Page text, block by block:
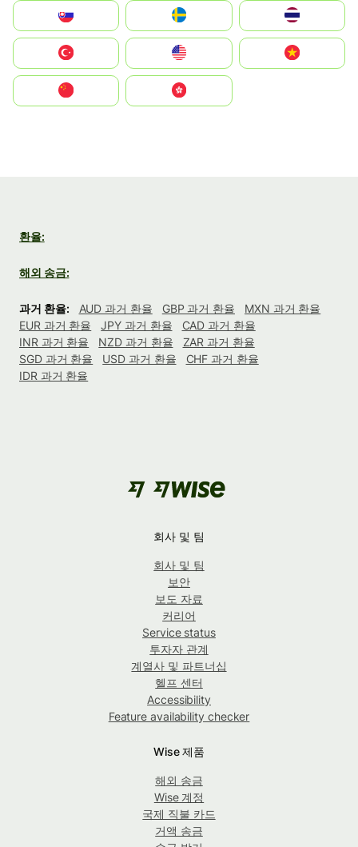
United States
中國香港特別行政區
환율:
해외 송금:
과거 환율: AUD 과거 환율 GBP 과거 환율
MXN 과거 환율
EUR 과거 환율
JPY 과거 환율
CAD 과거 환율
INR 과거 환율
NZD 과거 환율
ZAR 과거 환율
SGD 과거 환율
USD 과거 환율
CHF 과거 환율
IDR 과거 환율
회사 및 팀
회사 및 팀
보안
보도 자료
커리어
Service status
투자자 관계
계열사 및 파트너십
헬프 센터
Accessibility
Feature availability checker
Wise 제품
해외 송금
Wise 계정
국제 직불 카드
거액 송금